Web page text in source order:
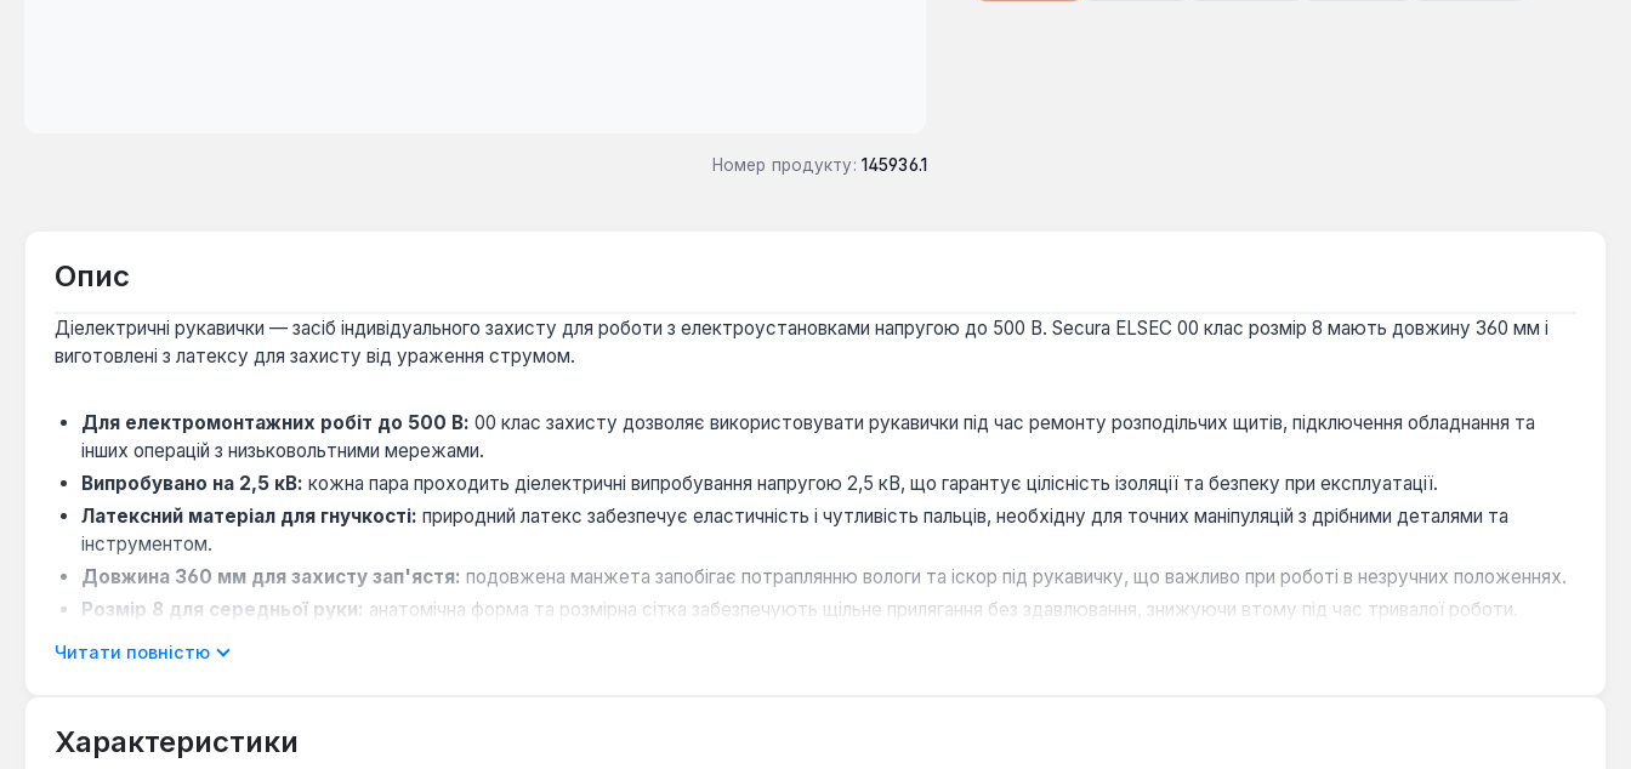
Номер продукту: 145936.1
Опис
Діелектричні рукавички — засіб індивідуального захисту для роботи з електроустановками напругою до 500 В. Secura ELSEC 00 клас розмір 8 мають довжину 360 мм і
виготовлені з латексу для захисту від ураження струмом.
Для електромонтажних робіт до 500 В: 00 клас захисту дозволяє використовувати рукавички під час ремонту розподільчих щитів, підключення обладнання та
інших операцій з низьковольтними мережами.
Випробувано на 2,5 кВ: кожна пара проходить діелектричні випробування напругою 2,5 кВ, що гарантує цілісність ізоляції та безпеку при експлуатації.
Латексний матеріал для гнучкості: природний латекс забезпечує еластичність і чутливість пальців, необхідну для точних маніпуляцій з дрібними деталями та
інструментом.
Довжина 360 мм для захисту зап'ястя: подовжена манжета запобігає потраплянню вологи та іскор під рукавичку, що важливо при роботі в незручних положеннях.
Розмір 8 для середньої руки: анатомічна форма та розмірна сітка забезпечують щільне прилягання без здавлювання, знижуючи втому під час тривалої роботи.
Читати повністю
Характеристики